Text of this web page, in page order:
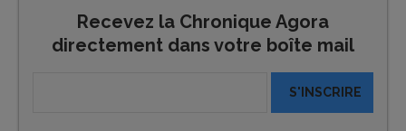
Recevez la Chronique Agora
directement dans votre boîte mail
S'INSCRIRE